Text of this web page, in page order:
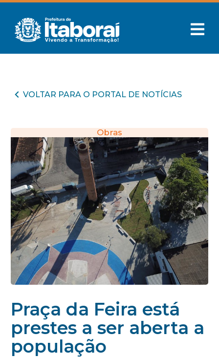
VOLTAR PARA O PORTAL DE NOTÍCIAS
Obras
Praça da Feira está
prestes a ser aberta a
população